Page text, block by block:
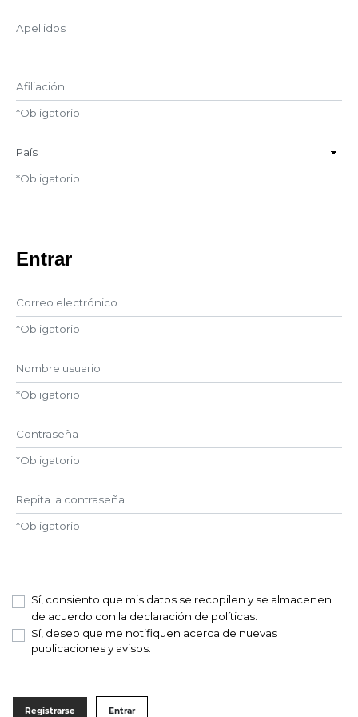
Segundo Nombre
Afiliación
*Obligatorio
País
*Obligatorio
Entrar
Correo electrónico
*Obligatorio
Nombre usuario
*Obligatorio
Contraseña
*Obligatorio
Repita la contraseña
*Obligatorio
Sí, consiento que mis datos se recopilen y se almacenen
de acuerdo con la declaración de políticas
Sí, deseo que me notifiquen acerca de nuevas
publicaciones y avisos.
Registrarse Entrar